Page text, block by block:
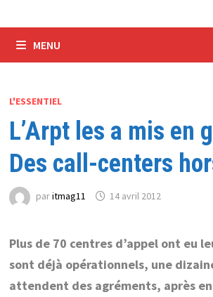
MENU
L'ESSENTIEL
L’Arpt les a mis en
Des call-centers
paritmag11 14 avril 2012
Plus de 70 centres d’appel ont eu
sont déjà opérationnels, une
attendent des agréments, après